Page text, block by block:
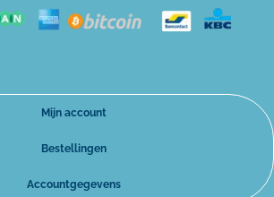
Mijn account
Bestellingen
Accountgegevens